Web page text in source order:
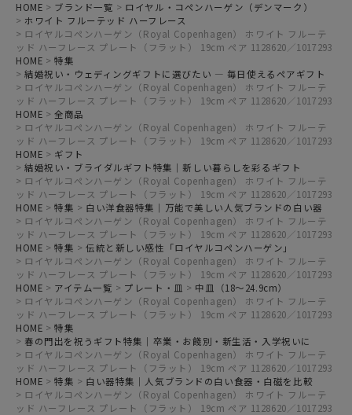
HOME ブランド一覧
ロイヤル・コペンハーゲン（デンマーク）
ホワイト フルーテッド ハーフレース
ロイヤルコペンハーゲン（Royal Copenhagen） ホワイト フルーテ
ッド ハーフレース プレート（フラット） 19cm ペア 1128620／1017293
HOME
特集
結婚祝い・ウェディングギフトに選びたい ― 毎日使えるペアギフト
ロイヤルコペンハーゲン（Royal Copenhagen） ホワイト フルーテ
ッド ハーフレース プレート（フラット） 19cm ペア 1128620／1017293
HOME
全商品
ロイヤルコペンハーゲン（Royal Copenhagen） ホワイト フルーテ
ッド ハーフレース プレート（フラット） 19cm ペア 1128620／1017293
HOME
ギフト
結婚祝い・ブライダルギフト特集｜新しい暮らしを彩るギフト
ロイヤルコペンハーゲン（Royal Copenhagen） ホワイト フルーテ
ッド ハーフレース プレート（フラット） 19cm ペア 1128620／1017293
HOME
特集
白い洋食器特集｜万能で美しい人気ブランドの白い器
ロイヤルコペンハーゲン（Royal Copenhagen） ホワイト フルーテ
ッド ハーフレース プレート（フラット） 19cm ペア 1128620／1017293
HOME
特集
伝統と新しい感性「ロイヤルコペンハーゲン」
ロイヤルコペンハーゲン（Royal Copenhagen） ホワイト フルーテ
ッド ハーフレース プレート（フラット） 19cm ペア 1128620／1017293
HOME
アイテム一覧 プレート・皿
中皿（18～24.9cm）
ロイヤルコペンハーゲン（Royal Copenhagen） ホワイト フルーテ
ッド ハーフレース プレート（フラット） 19cm ペア 1128620／1017293
HOME
特集
春の門出を祝うギフト特集｜卒業・お餞別・新生活・入学祝いに
ロイヤルコペンハーゲン（Royal Copenhagen） ホワイト フルーテ
ッド ハーフレース プレート（フラット） 19cm ペア 1128620／1017293
HOME
特集
白い器特集｜人気ブランドの白い食器・白磁を比較
ロイヤルコペンハーゲン（Royal Copenhagen） ホワイト フルーテ
ッド ハーフレース プレート（フラット） 19cm ペア 1128620／1017293